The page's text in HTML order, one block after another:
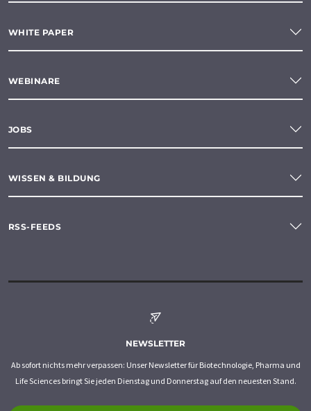
WHITE PAPER
WEBINARE
JOBS
WISSEN & BILDUNG
RSS-FEEDS
NEWSLETTER
Ab sofort nichts mehr verpassen: Unser Newsletter für Biotechnologie, Pharma und
Life Sciences bringt Sie jeden Dienstag und Donnerstag auf den neuesten Stand.